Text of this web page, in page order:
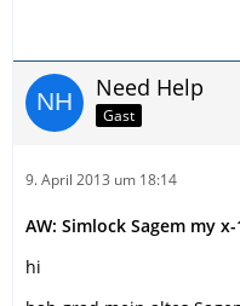
Need Help
Gast
9. April 2013 um 18:14
AW: Simlock Sagem my x-
hi